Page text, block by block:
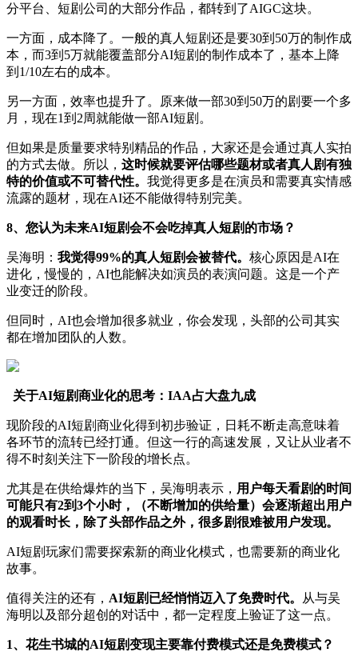
分平台、短剧公司的大部分作品，都转到了AIGC这块。
一方面，成本降了。一般的真人短剧还是要30到50万的制作成
本，而3到5万就能覆盖部分AI短剧的制作成本了，基本上降
到1/10左右的成本。
另一方面，效率也提升了。原来做一部30到50万的剧要一个多
月，现在1到2周就能做一部AI短剧。
但如果是质量要求特别精品的作品，大家还是会通过真人实拍
的方式去做。所以， 这时候就要评估哪些题材或者真人剧有独
特的价值或不可替代性。 我觉得更多是在演员和需要真实情感
流露的题材，现在AI还不能做得特别完美。
8、您认为未来AI短剧会不会吃掉真人短剧的市场？
吴海明： 我觉得99%的真人短剧会被替代。 核心原因是AI在
进化，慢慢的，AI也能解决如演员的表演问题。这是一个产
业变迁的阶段。
但同时，AI也会增加很多就业，你会发现，头部的公司其实
都在增加团队的人数。
关于AI短剧商业化的思考：IAA占大盘九成
现阶段的AI短剧商业化得到初步验证，日耗不断走高意味着
各环节的流转已经打通。但这一行的高速发展，又让从业者不
得不时刻关注下一阶段的增长点。
尤其是在供给爆炸的当下，吴海明表示， 用户每天看剧的时间
可能只有2到3个小时，（不断增加的供给量）会逐渐超出用户
的观看时长，除了头部作品之外，很多剧很难被用户发现。
AI短剧玩家们需要探索新的商业化模式，也需要新的商业化
故事。
值得关注的还有， AI短剧已经悄悄迈入了免费时代。
从与吴
海明以及部分超创的对话中，都一定程度上验证了这一点。
1、花生书城的AI短剧变现主要靠付费模式还是免费模式？